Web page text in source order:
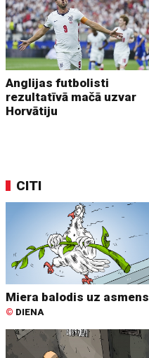
Anglijas futbolisti
rezultatīvā mačā uzvar
Horvātiju
CITI
Miera balodis uz asmens
© DIENA